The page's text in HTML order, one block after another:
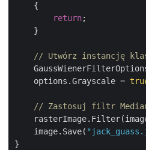
    {
return;
    }
// Utwórz instancję
    options.Grayscale =
// Zastosuj filtr
    image.Save(